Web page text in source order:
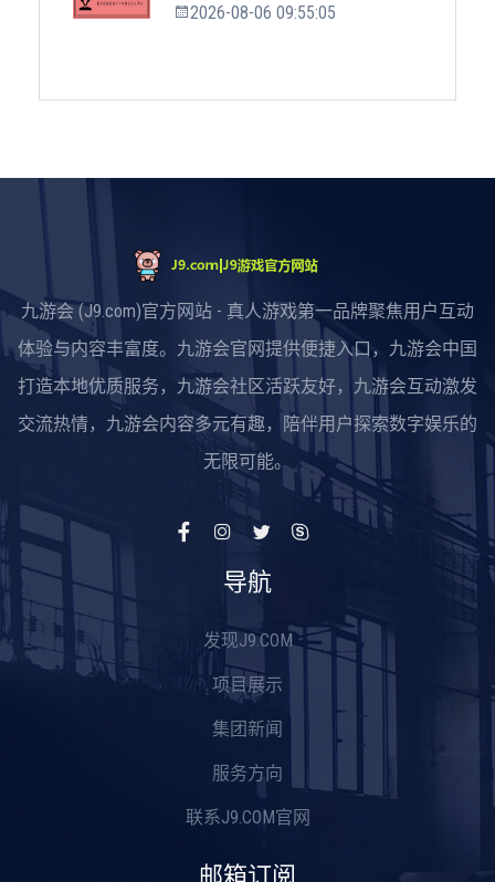
2026-08-06 09:55:05
九游会 (J9.com)官方网站 - 真人游戏第一品牌聚焦用户互动
体验与内容丰富度。九游会官网提供便捷入口，九游会中国
打造本地优质服务，九游会社区活跃友好，九游会互动激发
交流热情，九游会内容多元有趣，陪伴用户探索数字娱乐的
无限可能。
导航
发现J9.COM
项目展示
集团新闻
服务方向
联系J9.COM官网
邮箱订阅